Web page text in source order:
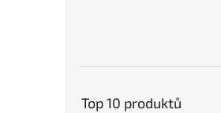
Top 10 produktů